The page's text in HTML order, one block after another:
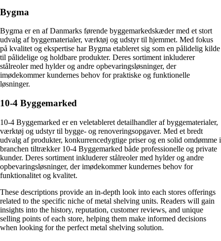
Bygma
Bygma er en af Danmarks førende byggemarkedskæder med et stort
udvalg af byggematerialer, værktøj og udstyr til hjemmet. Med fokus
på kvalitet og ekspertise har Bygma etableret sig som en pålidelig kilde
til pålidelige og holdbare produkter. Deres sortiment inkluderer
stålreoler med hylder og andre opbevaringsløsninger, der
imødekommer kundernes behov for praktiske og funktionelle
løsninger.
10-4 Byggemarked
10-4 Byggemarked er en veletableret detailhandler af byggematerialer,
værktøj og udstyr til bygge- og renoveringsopgaver. Med et bredt
udvalg af produkter, konkurrencedygtige priser og en solid omdømme i
branchen tiltrækker 10-4 Byggemarked både professionelle og private
kunder. Deres sortiment inkluderer stålreoler med hylder og andre
opbevaringsløsninger, der imødekommer kundernes behov for
funktionalitet og kvalitet.
These descriptions provide an in-depth look into each stores offerings
related to the specific niche of metal shelving units. Readers will gain
insights into the history, reputation, customer reviews, and unique
selling points of each store, helping them make informed decisions
when looking for the perfect metal shelving solution.